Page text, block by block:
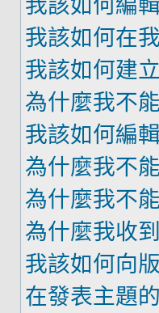
我該如何編
我該如何在
我該如何建
為什麼我不
我該如何編
為什麼我不
為什麼我不
為什麼我收
我該如何向
在發表主題